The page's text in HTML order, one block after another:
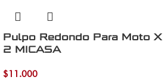
Pulpo Redondo Para Moto X
2 MICASA
$11.000